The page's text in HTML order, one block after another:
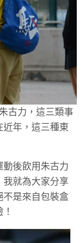
古力，這三類事
年，這三種東
後飲用朱古力
我就為大家分享
不是來自包裝盒